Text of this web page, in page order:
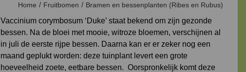
Home Fruitbomen Bramen en bessenplanten (Ribes en Rubus)
Vaccinium corymbosum ‘Duke’ staat bekend om zijn gezonde
bessen. Na de bloei met mooie, witroze bloemen, verschijnen al
in juli de eerste rijpe bessen. Daarna kan er er zeker nog een
maand geplukt worden: deze tuinplant levert een grote
hoeveelheid zoete, eetbare bessen. Oorspronkelijk komt deze